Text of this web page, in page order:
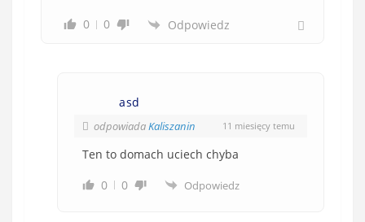
0 0 Odpowiedz
asd
odpowiadaKaliszanin 11 miesięcy temu
Ten to domach uciech chyba
0
0 Odpowiedz